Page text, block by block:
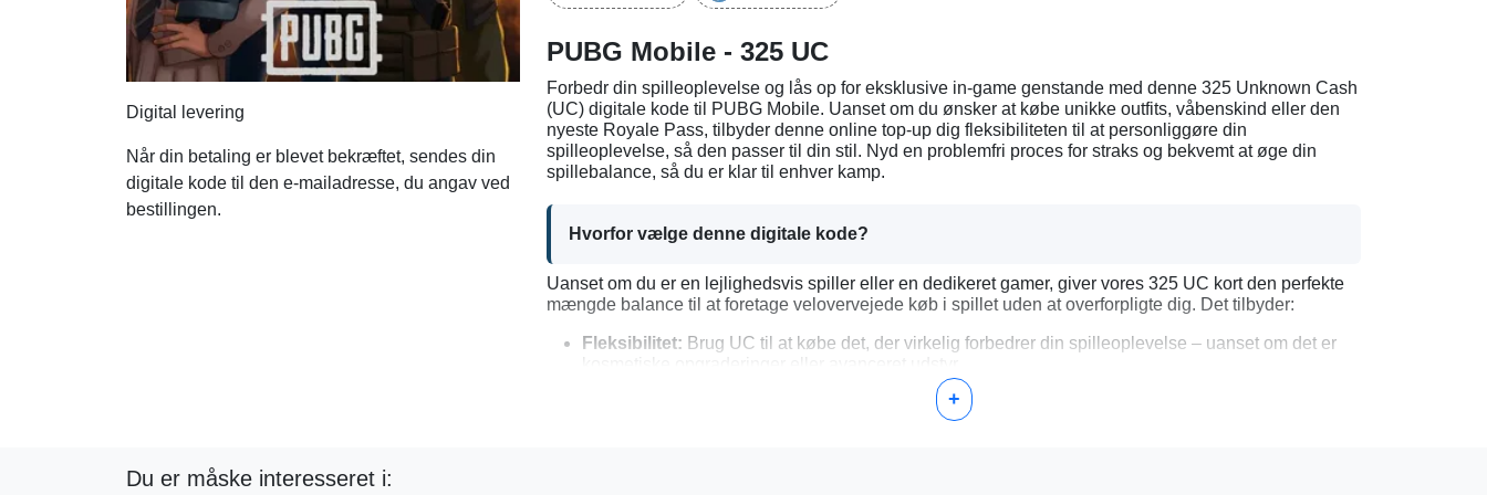
Digital levering
Når din betaling er blevet bekræftet, sendes din
digitale kode til den e-mailadresse, du angav ved
bestillingen.
PUBG Mobile - 325 UC
Forbedr din spilleoplevelse og lås op for eksklusive in-game genstande med denne 325 Unknown Cash
(UC) digitale kode til PUBG Mobile. Uanset om du ønsker at købe unikke outfits, våbenskind eller den
nyeste Royale Pass, tilbyder denne online top-up dig fleksibiliteten til at personliggøre din
spilleoplevelse, så den passer til din stil. Nyd en problemfri proces for straks og bekvemt at øge din
spillebalance, så du er klar til enhver kamp.
Hvorfor vælge denne digitale kode?
Uanset om du er en lejlighedsvis spiller eller en dedikeret gamer, giver vores 325 UC kort den perfekte
mængde balance til at foretage velovervejede køb i spillet uden at overforpligte dig. Det tilbyder:
Fleksibilitet: Brug UC til at købe det, der virkelig forbedrer din spilleoplevelse – uanset om det er
kosmetiske opgraderinger eller avanceret udstyr.
Når du har købt, leveres din kode straks, så du kan dykke tilbage ind i
Nyd ro i sindet med vores betroede og verificerede
+
Du er måske interesseret i: